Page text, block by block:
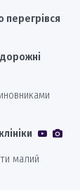
перегрівся
малий